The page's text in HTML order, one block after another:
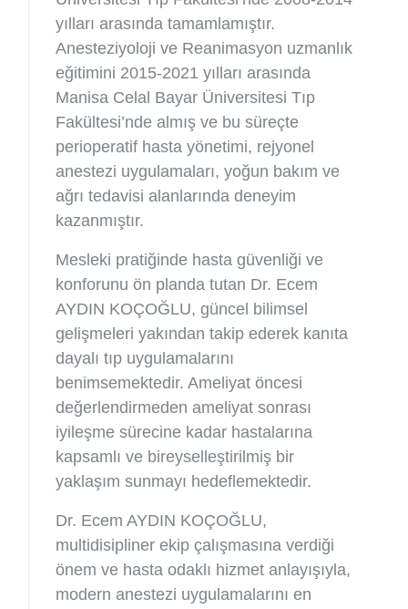
yılları arasında tamamlamıştır.
Anesteziyoloji ve Reanimasyon uzmanlık
eğitimini 2015-2021 yılları arasında
Manisa Celal Bayar Üniversitesi Tıp
Fakültesi’nde almış ve bu süreçte
perioperatif hasta yönetimi, rejyonel
anestezi uygulamaları, yoğun bakım ve
ağrı tedavisi alanlarında deneyim
kazanmıştır.
Mesleki pratiğinde hasta güvenliği ve
konforunu ön planda tutan Dr. Ecem
AYDIN KOÇOĞLU, güncel bilimsel
gelişmeleri yakından takip ederek kanıta
dayalı tıp uygulamalarını
benimsemektedir. Ameliyat öncesi
değerlendirmeden ameliyat sonrası
iyileşme sürecine kadar hastalarına
kapsamlı ve bireyselleştirilmiş bir
yaklaşım sunmayı hedeflemektedir.
Dr. Ecem AYDIN KOÇOĞLU,
multidisipliner ekip çalışmasına verdiği
önem ve hasta odaklı hizmet anlayışıyla,
modern anestezi uygulamalarını en